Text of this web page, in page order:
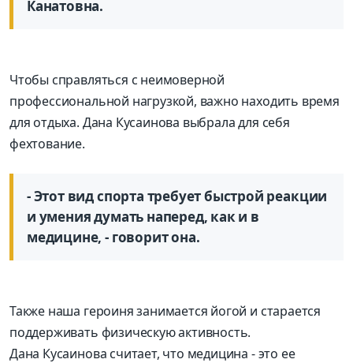
Канатовна.
Чтобы справляться с неимоверной
профессиональной нагрузкой, важно находить время
для отдыха. Дана Кусаинова выбрала для себя
фехтование.
- Этот вид спорта требует быстрой реакции
и умения думать наперед, как и в
медицине, - говорит она.
Также наша героиня занимается йогой и старается
поддерживать физическую активность.
Дана Кусаинова считает, что медицина - это ее